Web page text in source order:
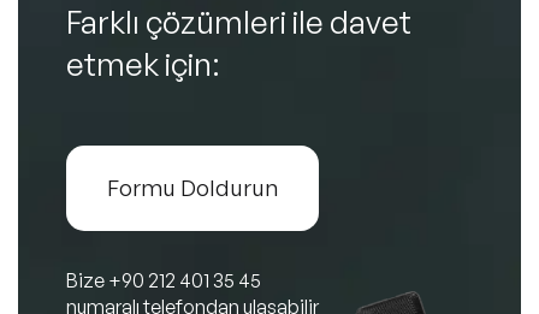
Farklı çözümleri ile davet
etmek için:
Formu Doldurun
Bize +90 212 401 35 45
numaralı telefondan ulaşabilir